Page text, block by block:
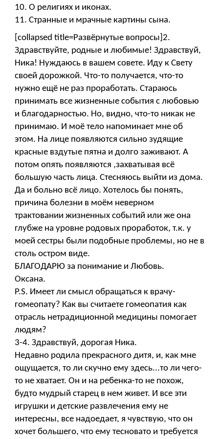
10. О религиях и иконах.
11. Странные и мрачные картины сына.
[collapsed title=Развёрнутые вопросы]2.
Здравствуйте, родные и любимые! Здравствуй,
Ника! Нуждаюсь в вашем совете. Иду к Свету
своей дорожкой. Что-то получается, что-то
нужно ещё не раз проработать. Стараюсь
принимать все жизненные события с любовью
и благодарностью. Но, видно, что-то никак не
принимаю. И моё тело напоминает мне об
этом. На лице появляются сильно зудящие
красные вздутые пятна и долго заживают. А
потом опять появляются ,захватывая всё
большую часть лица. Стесняюсь выйти из дома.
Да и больно всё лицо. Хотелось бы понять,
причина болезни в моём неверном
трактовании жизненных событий или же она
глубже на уровне родовых проработок, т.к. у
моей сестры были подобные проблемы, но не в
столь остром виде.
БЛАГОДАРЮ за понимание и Любовь.
Оксана.
P.S. Имеет ли смысл обращаться к врачу-
гомеопату? Как вы считаете гомеопатия как
отрасль нетрадиционной медицины помогает
людям?
3-4. Здравствуй, дорогая Ника.
Недавно родила прекрасного дитя, и, как мне
ощущается, то ли скучно ему здесь...то ли чего-
то не хватает. Он и на ребенка-то не похож,
будто мудрый старец в нем живет. И все эти
игрушки и детские развлечения ему не
интересны, все надоедает, я чувствую, что он
хочет большего, что ему тесновато и требуется